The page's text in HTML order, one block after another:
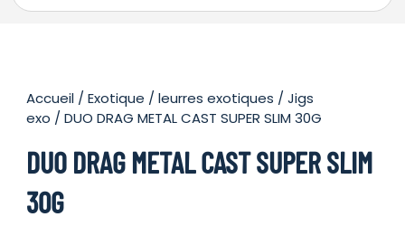
Accueil /Exotique /leurres exotiques /Jigs
exo / DUO DRAG METAL CAST SUPER SLIM 30G
DUO DRAG METAL CAST SUPER SLIM
30G